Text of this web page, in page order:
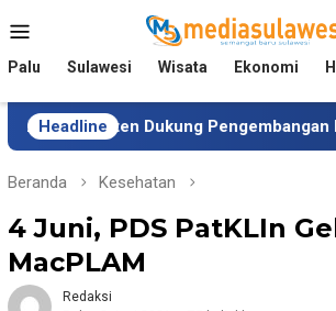
ke
Mobile
Palu Sulawesi Wisata Ekonomi
Headline
Dukung Pengembangan Kompetensi
Beranda Kesehatan
4 Juni, PDS PatKLIn
MacPLAM
Redaksi